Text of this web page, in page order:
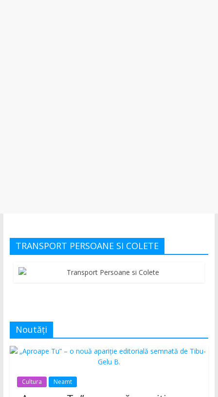
TRANSPORT PERSOANE SI COLETE
Noutăți
Cultura Neamt